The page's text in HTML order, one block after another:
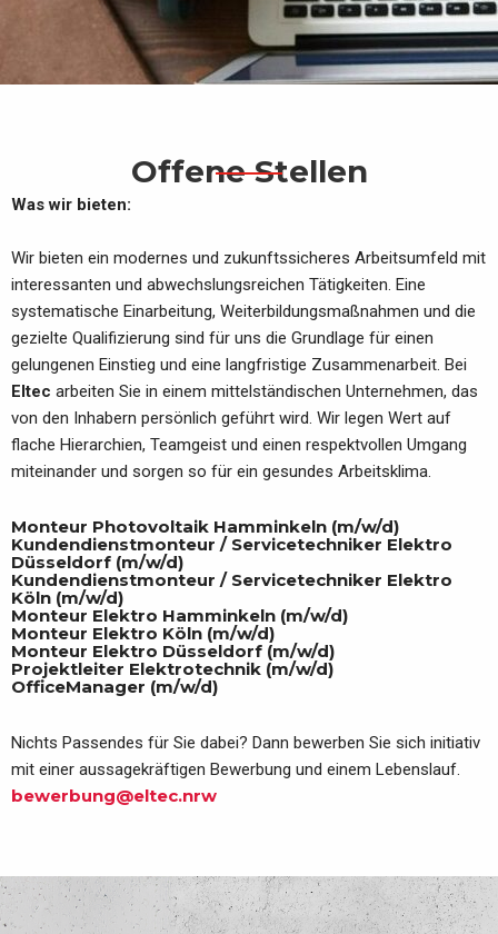
Offene Stellen
Was wir bieten:
Wir bieten ein modernes und zukunftssicheres Arbeitsumfeld mit
interessanten und abwechslungsreichen Tätigkeiten. Eine
systematische Einarbeitung, Weiterbildungsmaßnahmen und die
gezielte Qualifizierung sind für uns die Grundlage für einen
gelungenen Einstieg und eine langfristige Zusammenarbeit. Bei
Eltec arbeiten Sie in einem mittelständischen Unternehmen, das
von den Inhabern persönlich geführt wird. Wir legen Wert auf
flache Hierarchien, Teamgeist und einen respektvollen Umgang
miteinander und sorgen so für ein gesundes Arbeitsklima.
Monteur Photovoltaik Hamminkeln (m/w/d)
Kundendienstmonteur / Servicetechniker Elektro
Düsseldorf (m/w/d)
Kundendienstmonteur / Servicetechniker Elektro
Köln (m/w/d)
Monteur Elektro Hamminkeln (m/w/d)
Monteur Elektro Köln (m/w/d)
Monteur Elektro Düsseldorf (m/w/d)
Projektleiter Elektrotechnik (m/w/d)
OfficeManager (m/w/d)
Nichts Passendes für Sie dabei? Dann bewerben Sie sich initiativ
mit einer aussagekräftigen Bewerbung und einem Lebenslauf.
bewerbung@eltec.nrw